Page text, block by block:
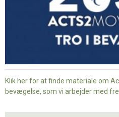
Klik her for at finde materiale om
bevægelse, som vi arbejder med